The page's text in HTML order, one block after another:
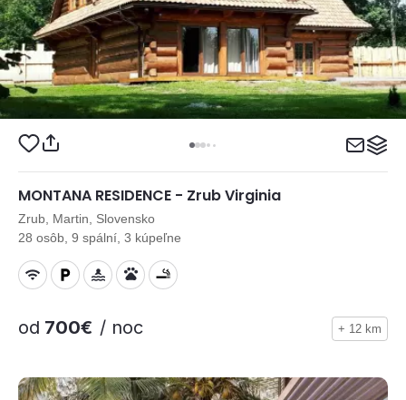
MONTANA RESIDENCE - Zrub Virginia
Zrub, Martin, Slovensko
28 osôb, 9 spální, 3 kúpeľne
od 700€ / noc + 12 km